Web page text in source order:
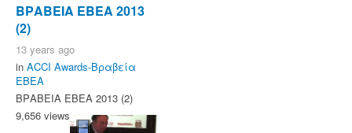
ΒΡΑΒΕΙΑ ΕΒΕΑ 2013
(2)
13 years ago
in ACCI Awards-Βραβεία
ΕΒΕΑ
ΒΡΑΒΕΙΑ ΕΒΕΑ 2013 (2)
9,656 views